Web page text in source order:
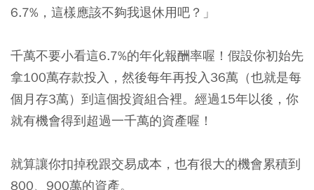
6.7%，這樣應該不夠我退休用吧？」
千萬不要小看這6.7%的年化報酬率喔！假設你初始先
拿100萬存款投入，然後每年再投入36萬（也就是每
個月存3萬）到這個投資組合裡。經過15年以後，你
就有機會得到超過一千萬的資產喔！
就算讓你扣掉稅跟交易成本，也有很大的機會累積到
800、900萬的資產。